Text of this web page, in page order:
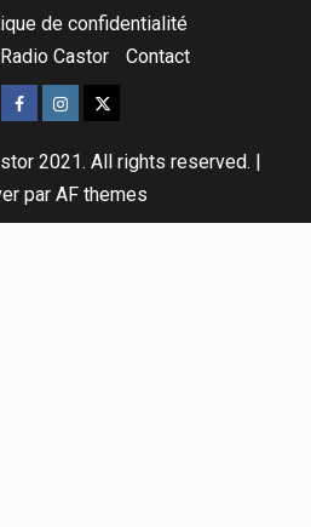
de confidentialité
Castor
Contact
2021. All rights reserved.
par AF themes